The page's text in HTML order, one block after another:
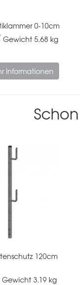
0-10cm
Gewicht 5.68 kg
Informationen
120cm
Gewicht 3.19 kg